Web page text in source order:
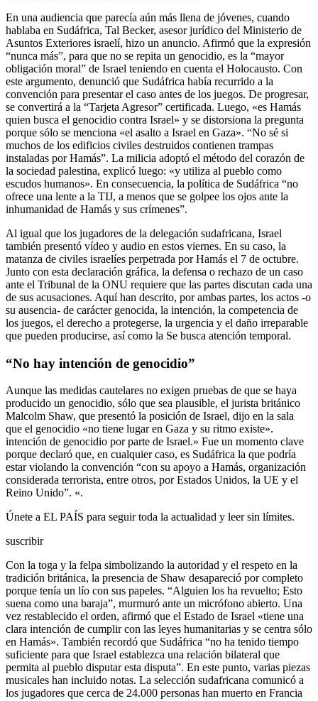
En una audiencia que parecía aún más llena de jóvenes, cuando
hablaba en Sudáfrica, Tal Becker, asesor jurídico del Ministerio de
Asuntos Exteriores israelí, hizo un anuncio. Afirmó que la expresión
“nunca más”, para que no se repita un genocidio, es la “mayor
obligación moral” de Israel teniendo en cuenta el Holocausto. Con
este argumento, denunció que Sudáfrica había recurrido a la
convención para presentar el caso antes de los juegos. De progresar,
se convertirá a la “Tarjeta Agresor” certificada. Luego, «es Hamás
quien busca el genocidio contra Israel» y se distorsiona la pregunta
porque sólo se menciona «el asalto a Israel en Gaza». “No sé si
muchos de los edificios civiles destruidos contienen trampas
instaladas por Hamás”. La milicia adoptó el método del corazón de
la sociedad palestina, explicó luego: «y utiliza al pueblo como
escudos humanos». En consecuencia, la política de Sudáfrica “no
ofrece una lente a la TIJ, a menos que se golpee los ojos ante la
inhumanidad de Hamás y sus crímenes”.
Al igual que los jugadores de la delegación sudafricana, Israel
también presentó vídeo y audio en estos viernes. En su caso, la
matanza de civiles israelíes perpetrada por Hamás el 7 de octubre.
Junto con esta declaración gráfica, la defensa o rechazo de un caso
ante el Tribunal de la ONU requiere que las partes discutan cada una
de sus acusaciones. Aquí han descrito, por ambas partes, los actos -o
su ausencia- de carácter genocida, la intención, la competencia de
los juegos, el derecho a protegerse, la urgencia y el daño irreparable
que pueden producirse, así como la Se busca atención temporal.
“No hay intención de genocidio”
Aunque las medidas cautelares no exigen pruebas de que se haya
producido un genocidio, sólo que sea plausible, el jurista británico
Malcolm Shaw, que presentó la posición de Israel, dijo en la sala
que el genocidio «no tiene lugar en Gaza y su ritmo existe».
intención de genocidio por parte de Israel.» Fue un momento clave
porque declaró que, en cualquier caso, es Sudáfrica la que podría
estar violando la convención “con su apoyo a Hamás, organización
considerada terrorista, entre otros, por Estados Unidos, la UE y el
Reino Unido”. «.
Únete a EL PAÍS para seguir toda la actualidad y leer sin límites.
suscribir
Con la toga y la felpa simbolizando la autoridad y el respeto en la
tradición británica, la presencia de Shaw desapareció por completo
porque tenía un lío con sus papeles. “Alguien los ha revuelto; Esto
suena como una baraja”, murmuró ante un micrófono abierto. Una
vez restablecido el orden, afirmó que el Estado de Israel «tiene una
clara intención de cumplir con las leyes humanitarias y se centra sólo
en Hamás». También recordó que Sudáfrica “no ha tenido tiempo
suficiente para que Israel establezca una relación bilateral que
permita al pueblo disputar esta disputa”. En este punto, varias piezas
musicales han incluido notas. La selección sudafricana comunicó a
los jugadores que cerca de 24.000 personas han muerto en Francia